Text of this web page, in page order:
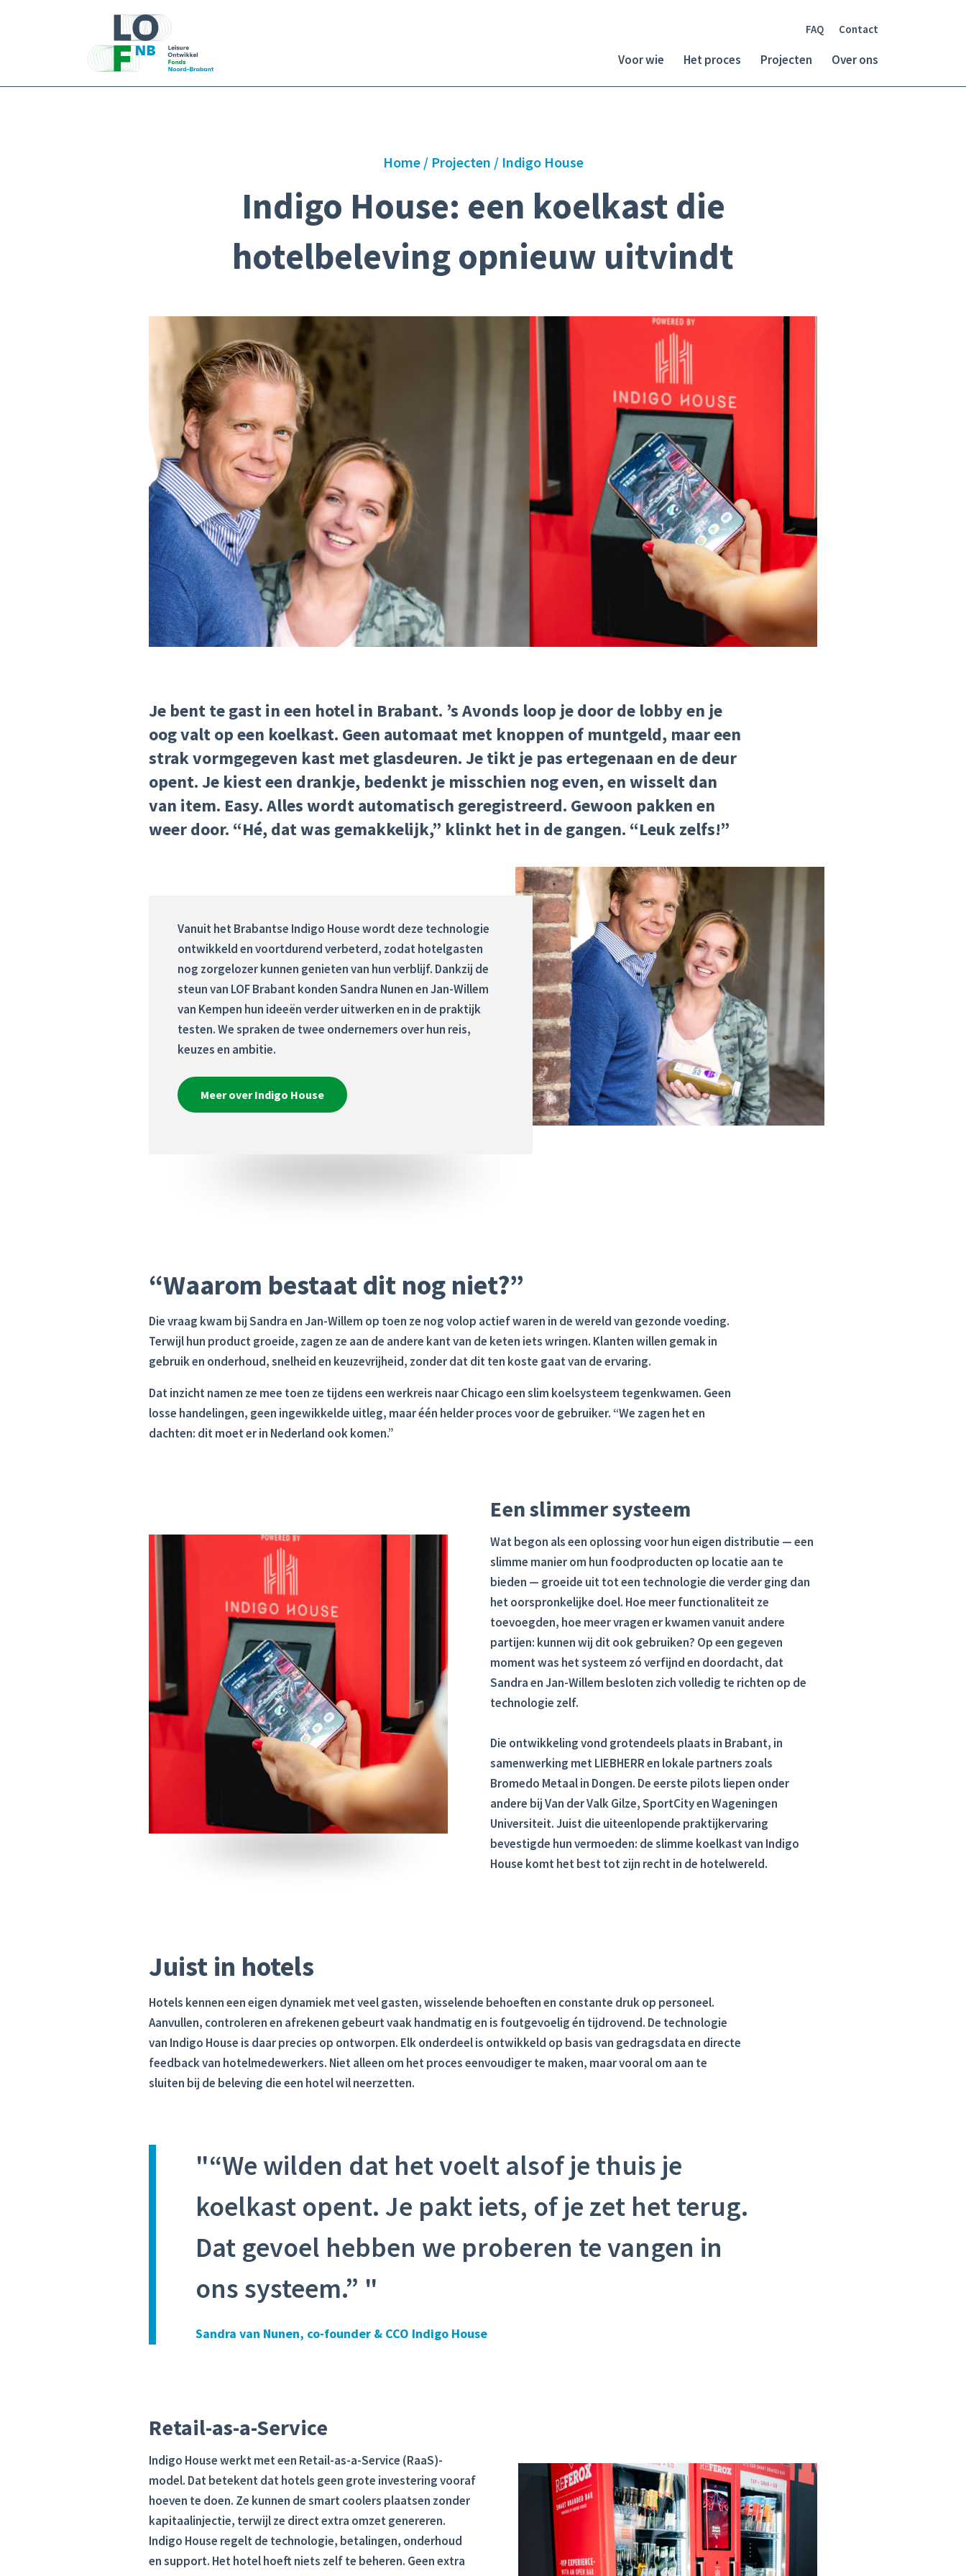
FAQ Contact
Voor wie Het proces Projecten Over ons
Home / Projecten / Indigo House
Indigo House: een koelkast die
hotelbeleving opnieuw uitvindt
Je bent te gast in een hotel in Brabant. ’s Avonds loop je door de lobby en je
oog valt op een koelkast. Geen automaat met knoppen of muntgeld, maar een
strak vormgegeven kast met glasdeuren. Je tikt je pasertegenaan en de deur
opent. Je kiest een drankje, bedenkt je misschien nog even,enwisseltdan
van item. Easy.Alles wordt automatisch geregistreerd. Gewoon pakken en
weer door. “Hé, dat was gemakkelijk,” klinkt het in de gangen. “Leuk zelfs!”
Vanuit het Brabantse Indigo House wordt deze technologie
ontwikkeld en voortdurend verbeterd, zodat hotelgasten
nog zorgelozer kunnen genieten van hun verblijf. Dankzij de
steun van LOF Brabant konden Sandra Nunen en Jan-Willem
van Kempen hun ideeën verder uitwerken en in de praktijk
testen. We spraken de twee ondernemers over hun reis,
keuzes en ambitie.
Meer over Indigo House
“Waarom bestaat dit nog niet?”
Die vraag kwam bij Sandra en Jan-Willem op toen ze nog volop actief waren in de wereld van gezonde voeding.
Terwijl hun product groeide, zagen ze aan de andere kant van de keten iets wringen. Klanten willen gemak in
gebruik en onderhoud, snelheid en keuzevrijheid, zonder dat dit ten koste gaat van de ervaring.
Dat inzicht namen ze mee toen ze tijdens een werkreis naar Chicago een slim koelsysteem tegenkwamen. Geen
losse handelingen, geen ingewikkelde uitleg, maar één helder proces voor de gebruiker. “We zagen het en
dachten: dit moet er in Nederland ook komen.”
Een slimmer systeem
Wat begon als een oplossing voor hun eigen distributie — een
slimme manier om hun foodproducten op locatie aan te
bieden — groeide uit tot een technologie die verder ging dan
het oorspronkelijke doel. Hoe meer functionaliteit ze
toevoegden, hoe meer vragen er kwamen vanuit andere
partijen: kunnen wij dit ook gebruiken? Op een gegeven
moment was het systeem zó verfijnd en doordacht, dat
Sandra en Jan-Willem besloten zich volledig te richten op de
technologie zelf.
Die ontwikkeling vond grotendeels plaats in Brabant, in
samenwerking met LIEBHERR en lokale partners zoals
Bromedo Metaal in Dongen. De eerste pilots liepen onder
andere bij Van der Valk Gilze, SportCity en Wageningen
Universiteit. Juist die uiteenlopende praktijkervaring
bevestigde hun vermoeden: de slimme koelkast van Indigo
House komt het best tot zijn recht in de hotelwereld.
Juist in hotels
Hotels kennen een eigen dynamiek met veel gasten, wisselende behoeften en constante druk op personeel.
Aanvullen, controleren en afrekenen gebeurt vaak handmatig en is foutgevoelig én tijdrovend. De technologie
van Indigo House is daar precies op ontworpen. Elk onderdeel is ontwikkeld op basis van gedragsdata en directe
feedback van hotelmedewerkers. Niet alleen om het proces eenvoudiger te maken, maar vooral om aan te
sluiten bij de beleving die een hotel wil neerzetten.
"“We wilden dat het voelt alsof je thuis je
koelkast opent. Je pakt iets, of je zet het terug.
Dat gevoel hebben we proberen te vangen in
ons systeem.” "
Sandra van Nunen, co-founder & CCO Indigo House
Retail-as-a-Service
Indigo House werkt met een Retail-as-a-Service (RaaS)-
model. Dat betekent dat hotels geen grote investering vooraf
hoeven te doen. Ze kunnen de smart coolers plaatsen zonder
kapitaalinjectie, terwijl ze direct extra omzet genereren.
Indigo House regelt de technologie, betalingen, onderhoud
en support. Het hotel hoeft niets zelf te beheren. Geen extra